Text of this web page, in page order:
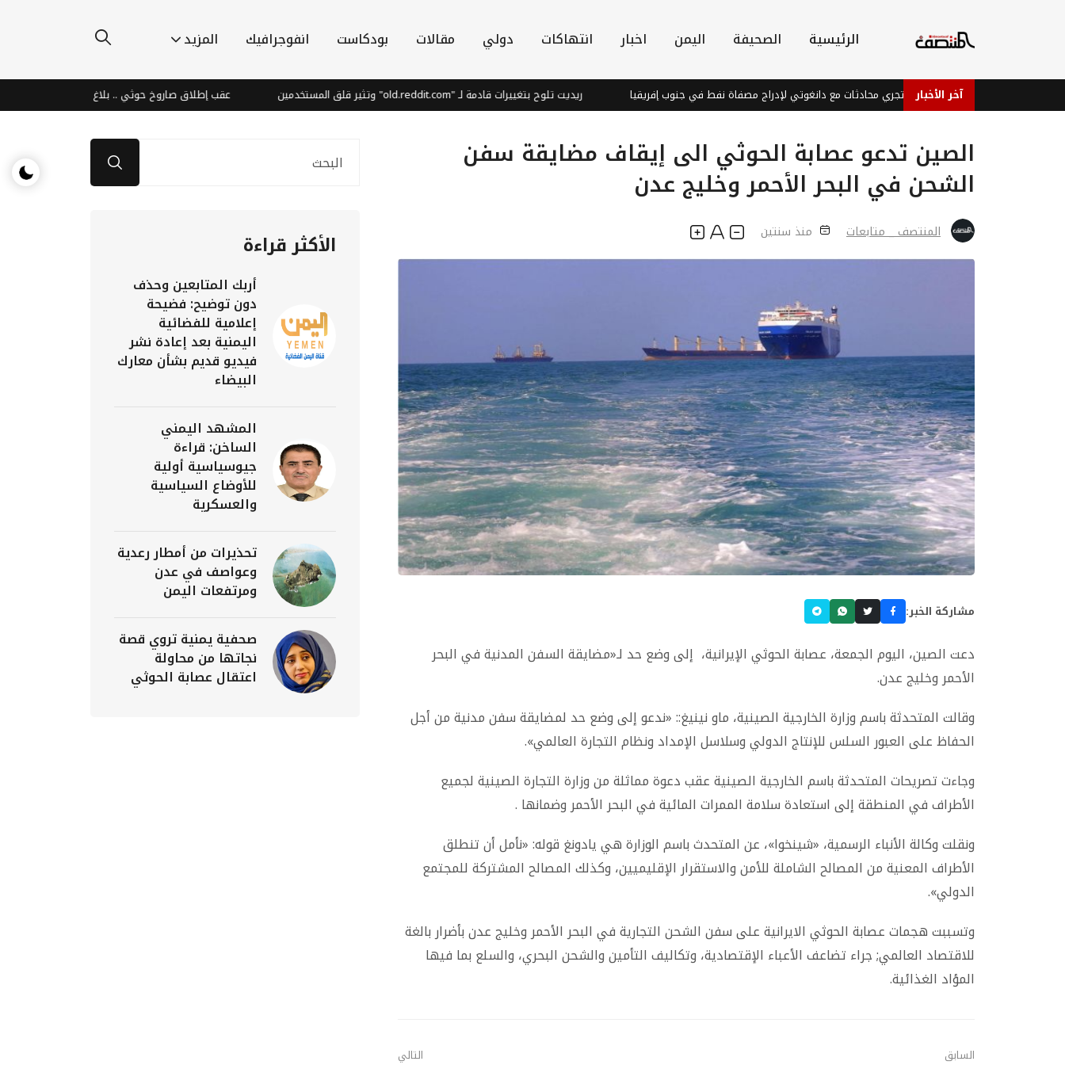
الرئيسية الصحيفة اليمن اخبار انتهاكات دولي مقالات بودكاست انفوجرافيك المزيد
آخر الأخبار
بورصة جوهانسبرغ تجري محادثات مع دانغوتي لإدراج مصفاة نفط في جنوب إفريقيا ريديت تلوح بتغييرات قادمة لـ "old.reddit.com" وتثير قلق المستخدمين عقب إطلاق صاروخ حوثي .. بلاغ عن حادث بحري بالقرب من
الصين تدعو عصابة الحوثي الى إيقاف مضايقة سفن
الشحن في البحر الأحمر وخليج عدن
المنتصف _ متابعات منذ سنتين
مشاركة الخبر:
دعت الصين، اليوم الجمعة، عصابة الحوثي الإيرانية، إلى وضع حد لـ«مضايقة السفن المدنية في البحر
الأحمر وخليج عدن.
وقالت المتحدثة باسم وزارة الخارجية الصينية، ماو نينيغ:: «ندعو إلى وضع حد لمضايقة سفن مدنية من أجل
الحفاظ على العبور السلس للإنتاج الدولي وسلاسل الإمداد ونظام التجارة العالمي».
وجاءت تصريحات المتحدثة باسم الخارجية الصينية عقب دعوة مماثلة من وزارة التجارة الصينية لجميع
الأطراف في المنطقة إلى استعادة سلامة الممرات المائية في البحر الأحمر وضمانها .
ونقلت وكالة الأنباء الرسمية، «شينخوا»، عن المتحدث باسم الوزارة هي يادونغ قوله: «نأمل أن تنطلق
الأطراف المعنية من المصالح الشاملة للأمن والاستقرار الإقليميين، وكذلك المصالح المشتركة للمجتمع
الدولي».
وتسببت هجمات عصابة الحوثي الايرانية على سفن الشحن التجارية في البحر الأحمر وخليج عدن بأضرار بالغة
للاقتصاد العالمي; جراء تضاعف الأعباء الإقتصادية، وتكاليف التأمين والشحن البحري، والسلع بما فيها
المؤاد الغذائية.
السابق التالي
الأكثر قراءة
أربك المتابعين وحذف
دون توضيح: فضيحة
إعلامية للفضائية
اليمنية بعد إعادة نشر
فيديو قديم بشأن معارك
البيضاء
المشهد اليمني
الساخن: قراءة
جيوسياسية أولية
للأوضاع السياسية
والعسكرية
تحذيرات من أمطار رعدية
وعواصف في عدن
ومرتفعات اليمن
صحفية يمنية تروي قصة
نجاتها من محاولة
اعتقال عصابة الحوثي